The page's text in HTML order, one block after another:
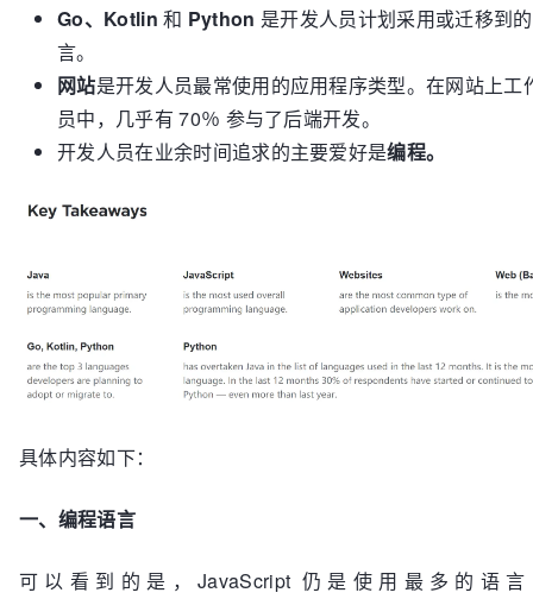
Go、Kotlin和 Python 是开发人员计划采用或迁移到
言。
网站是开发人员最常使用的应用程序类型。在网站上工
员中，几乎有 70％ 参与了后端开发。
开发人员在业余时间追求的主要爱好是编程。
具体内容如下：
一、编程语言
可以看到的是，JavaScript 仍是使用最多的语